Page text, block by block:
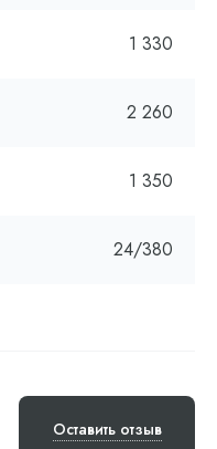
1 330
2 260
1 350
24/380
Оставить отзыв